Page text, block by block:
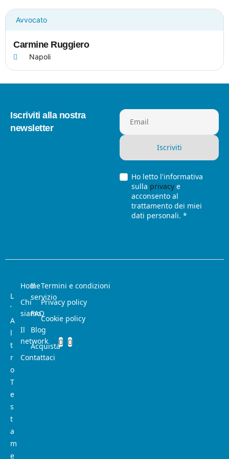
Avvocato
Carmine Ruggiero
Napoli
Iscriviti alla nostra
newsletter
Email
Ho letto l'informativa
sulla privacye
acconsento al
trattamento dei miei
dati personali. *
L
’
A
l
t
r
o
T
e
s
t
a
m
e
Home
Chi
siamo
Il
network
Contattaci
Il
servizio
FAQ
Blog
Acquista
Termini e condizioni
Privacy policy
Cookie policy